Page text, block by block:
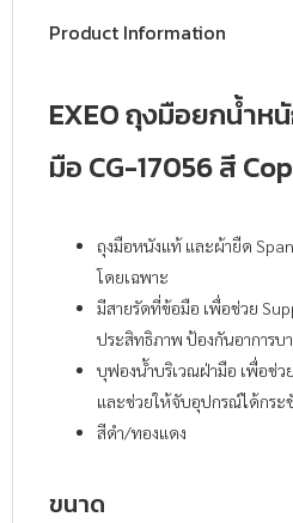
Product Information
EXEO ถุงมือยกน้ำ
มือ CG-17056 สี
ถุงมือหนังแท้ และผ้ายืด
โดยเฉพาะ
มีสายรัดที่ข้อมือ เพื่อช่วย
ประสิทธิภาพ ป้องกันอาการบ
บุฟองน้ำบริเวณฝ่ามือ เพื่อช่ว
และช่วยให้จับอุปกรณ์ได้กระ
สีดำ/ทองแดง
ขนาด